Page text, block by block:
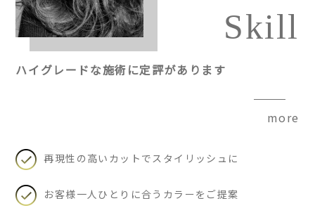
Skill
ハイグレードな施術に定評があります
more
再現性の高いカットでスタイリッシュに
お客様一人ひとりに合うカラーをご提案